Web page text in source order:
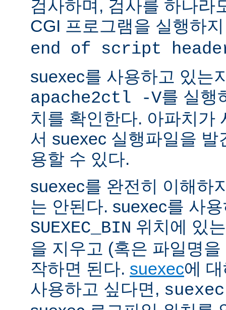
검사하며, 검사를 하나라
CGI 프로그램을 실행하
end of script
suexec를 사용하고 있는
apache2ctl -V를 실행
치를 확인한다. 아파치가
서 suexec 실행파일을 발
용할 수 있다.
suexec를 완전히 이해하
는 안된다. suexec를 사
SUEXEC_BIN 위치에 있
을 지우고 (혹은 파일명
작하면 된다. suexec에
사용하고 싶다면,